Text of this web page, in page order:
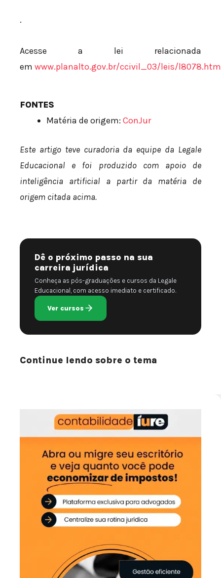
.
Acesse a lei relacionada
em www.planalto.gov.br/ccivil_03/leis/l8078.htm
FONTES
Matéria de origem: ConJur
Este artigo teve curadoria da equipe da Legale
Educacional e foi produzido com apoio de
inteligência artificial a partir da matéria de
origem citada acima.
Dê o próximo passo na sua
carreira jurídica
Conheça as pós-graduações e cursos da Legale
Educacional, com acesso imediato e certificado.
Ver cursos
Continue lendo sobre o tema